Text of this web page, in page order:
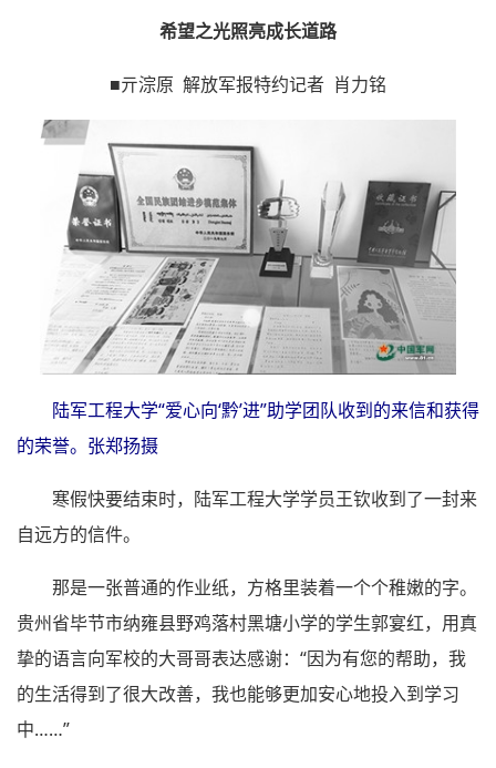
希望之光照亮成长道路
■亓淙原 解放军报特约记者 肖力铭
陆军工程大学“爱心向‘黔’进”助学团队收到的来信和获得
的荣誉。张郑扬摄
寒假快要结束时，陆军工程大学学员王钦收到了一封来
自远方的信件。
那是一张普通的作业纸，方格里装着一个个稚嫩的字。
贵州省毕节市纳雍县野鸡落村黑塘小学的学生郭宴红，用真
挚的语言向军校的大哥哥表达感谢：“因为有您的帮助，我
的生活得到了很大改善，我也能够更加安心地投入到学习
中……”